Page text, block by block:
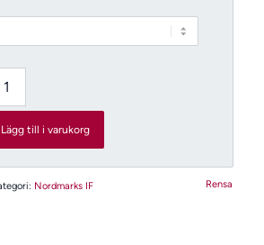
Rensa
Lägg till i varukorg
Nordmarks IF